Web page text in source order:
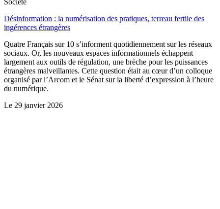
Société
Désinformation : la numérisation des pratiques, terreau fertile des
ingérences étrangères
Quatre Français sur 10 s’informent quotidiennement sur les réseaux
sociaux. Or, les nouveaux espaces informationnels échappent
largement aux outils de régulation, une brèche pour les puissances
étrangères malveillantes. Cette question était au cœur d’un colloque
organisé par l’Arcom et le Sénat sur la liberté d’expression à l’heure
du numérique.
Le 29 janvier 2026